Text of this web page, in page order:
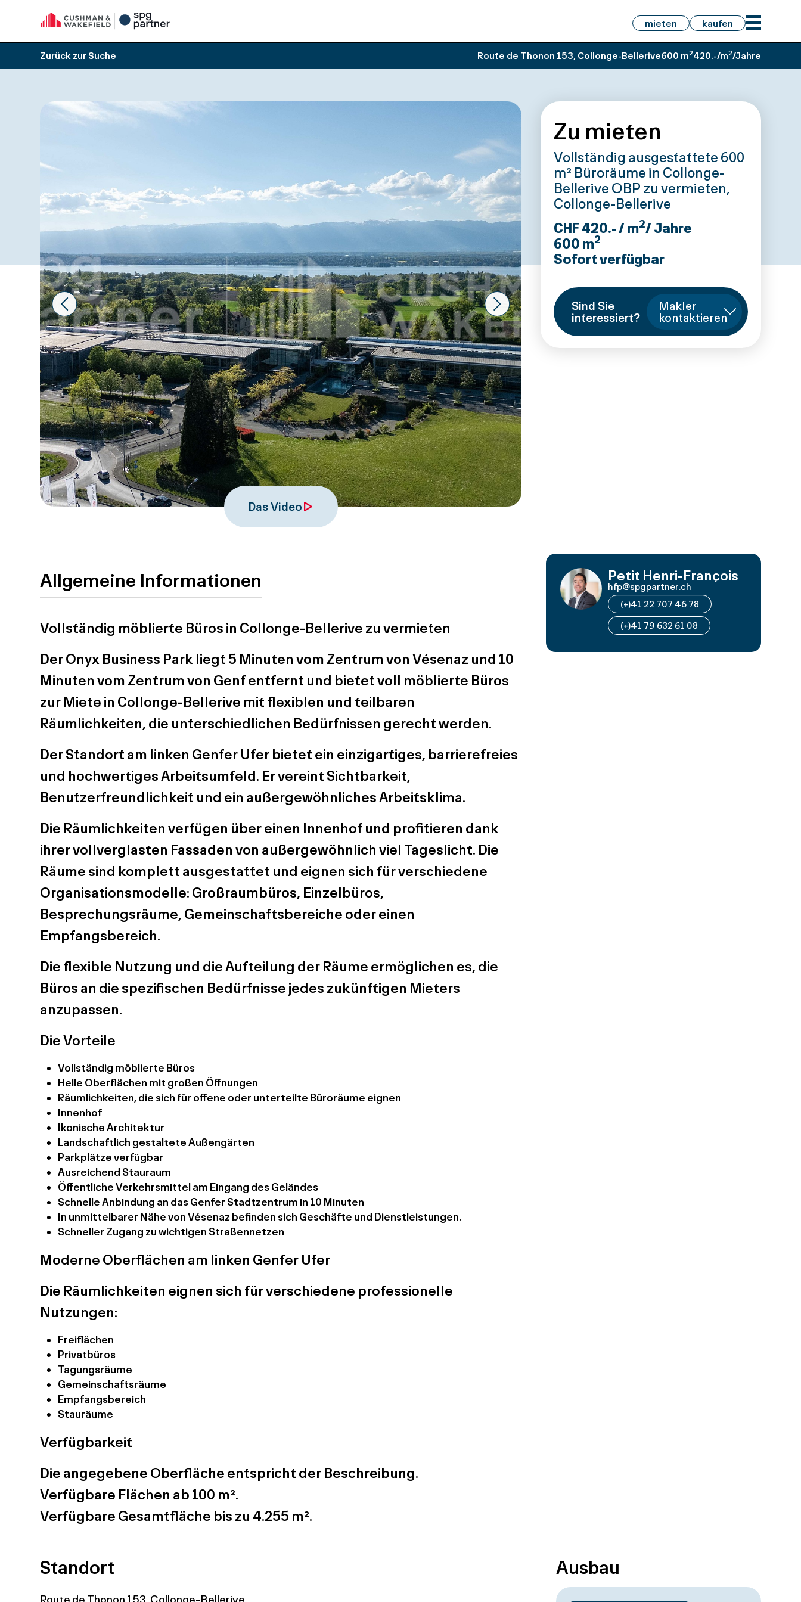
mieten kaufen
Zurück zur Suche Route de Thonon 153, Collonge-Bellerive600 m2420.-/m2/Jahre
Prev Next
Das Video
Zu mieten
Vollständig ausgestattete 600
m² Büroräume in Collonge-
Bellerive OBP zu vermieten,
Collonge-Bellerive
CHF 420.- / m2/ Jahre
600 m2
Sofort verfügbar
Sind Sie
interessiert?
Makler
kontaktieren
Allgemeine Informationen
Vollständig möblierte Büros in Collonge-Bellerive zu vermieten
Der Onyx Business Park liegt 5 Minuten vom Zentrum von Vésenaz und 10
Minuten vom Zentrum von Genf entfernt und bietet voll möblierte Büros
zur Miete in Collonge-Bellerive mit flexiblen und teilbaren
Räumlichkeiten, die unterschiedlichen Bedürfnissen gerecht werden.
Der Standort am linken Genfer Ufer bietet ein einzigartiges, barrierefreies
und hochwertiges Arbeitsumfeld. Er vereint Sichtbarkeit,
Benutzerfreundlichkeit und ein außergewöhnliches Arbeitsklima.
Die Räumlichkeiten verfügen über einen Innenhof und profitieren dank
ihrer vollverglasten Fassaden von außergewöhnlich viel Tageslicht. Die
Räume sind komplett ausgestattet und eignen sich für verschiedene
Organisationsmodelle: Großraumbüros, Einzelbüros,
Besprechungsräume, Gemeinschaftsbereiche oder einen
Empfangsbereich.
Die flexible Nutzung und die Aufteilung der Räume ermöglichen es, die
Büros an die spezifischen Bedürfnisse jedes zukünftigen Mieters
anzupassen.
Die Vorteile
Vollständig möblierte Büros
Helle Oberflächen mit großen Öffnungen
Räumlichkeiten, die sich für offene oder unterteilte Büroräume eignen
Innenhof
Ikonische Architektur
Landschaftlich gestaltete Außengärten
Parkplätze verfügbar
Ausreichend Stauraum
Öffentliche Verkehrsmittel am Eingang des Geländes
Schnelle Anbindung an das Genfer Stadtzentrum in 10 Minuten
In unmittelbarer Nähe von Vésenaz befinden sich Geschäfte und Dienstleistungen.
Schneller Zugang zu wichtigen Straßennetzen
Moderne Oberflächen am linken Genfer Ufer
Die Räumlichkeiten eignen sich für verschiedene professionelle
Nutzungen:
Freiflächen
Privatbüros
Tagungsräume
Gemeinschaftsräume
Empfangsbereich
Stauräume
Verfügbarkeit
Die angegebene Oberfläche entspricht der Beschreibung.
Verfügbare Flächen ab 100 m².
Verfügbare Gesamtfläche bis zu 4.255 m².
Petit Henri-François
hfp@spgpartner.ch
(+)41 22 707 46 78
(+)41 79 632 61 08
Standort
Route de Thonon 153, Collonge-Bellerive
Ausbau